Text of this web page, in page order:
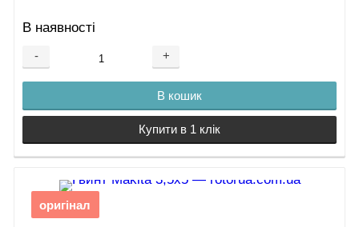
В наявності
- +
В кошик
Купити в 1 клік
оригінал